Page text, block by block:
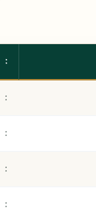
:
:
:
:
: